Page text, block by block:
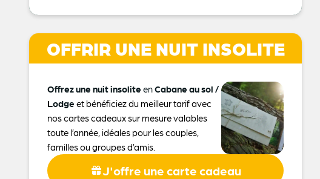
OFFRIR UNE NUIT INSOLITE
Offrez une nuit insolite enCabane au sol /
Lodge et bénéficiez du meilleur tarif avec
nos cartes cadeaux sur mesure valables
toute l’année, idéales pour les couples,
familles ou groupes d’amis.
J'offre une carte cadeau